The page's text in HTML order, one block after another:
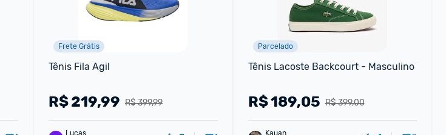
Frete Grátis
Tênis Fila Agil
R$ 399,99
R$219,99
Lucas
Parcelado
Tênis Lacoste Backcourt - Masculino
R$ 399,00
R$189,05
Kauan